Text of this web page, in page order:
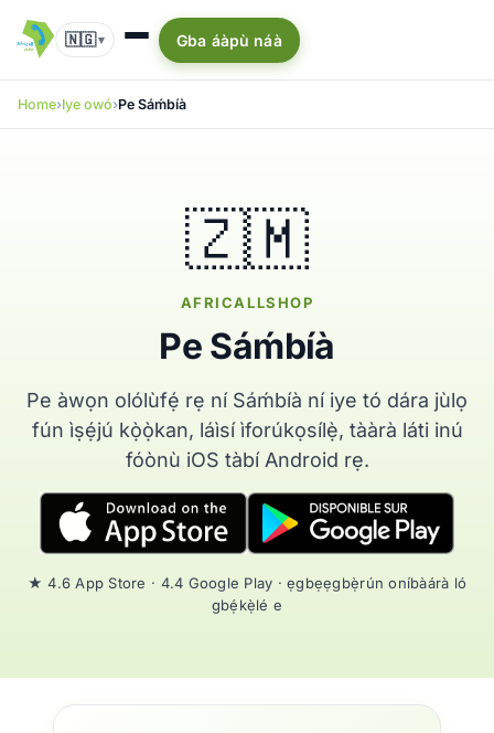
🇳🇬▾ Gba áàpù náà
Home Iye owó Pe Sáḿbíà
🇿🇲
AFRICALLSHOP
Pe Sáḿbíà
Pe àwọn olólùfẹ́ rẹ ní Sáḿbíà ní iye tó dára jùlọ
fún ìṣẹ́jú kọ̀ọ̀kan, láìsí ìforúkọsílẹ̀, tààrà láti inú
fóònù iOS tàbí Android rẹ.
★ 4.6 App Store · 4.4 Google Play · ẹgbẹẹgbẹ̀rún oníbàárà ló
gbẹ́kẹ̀lé e